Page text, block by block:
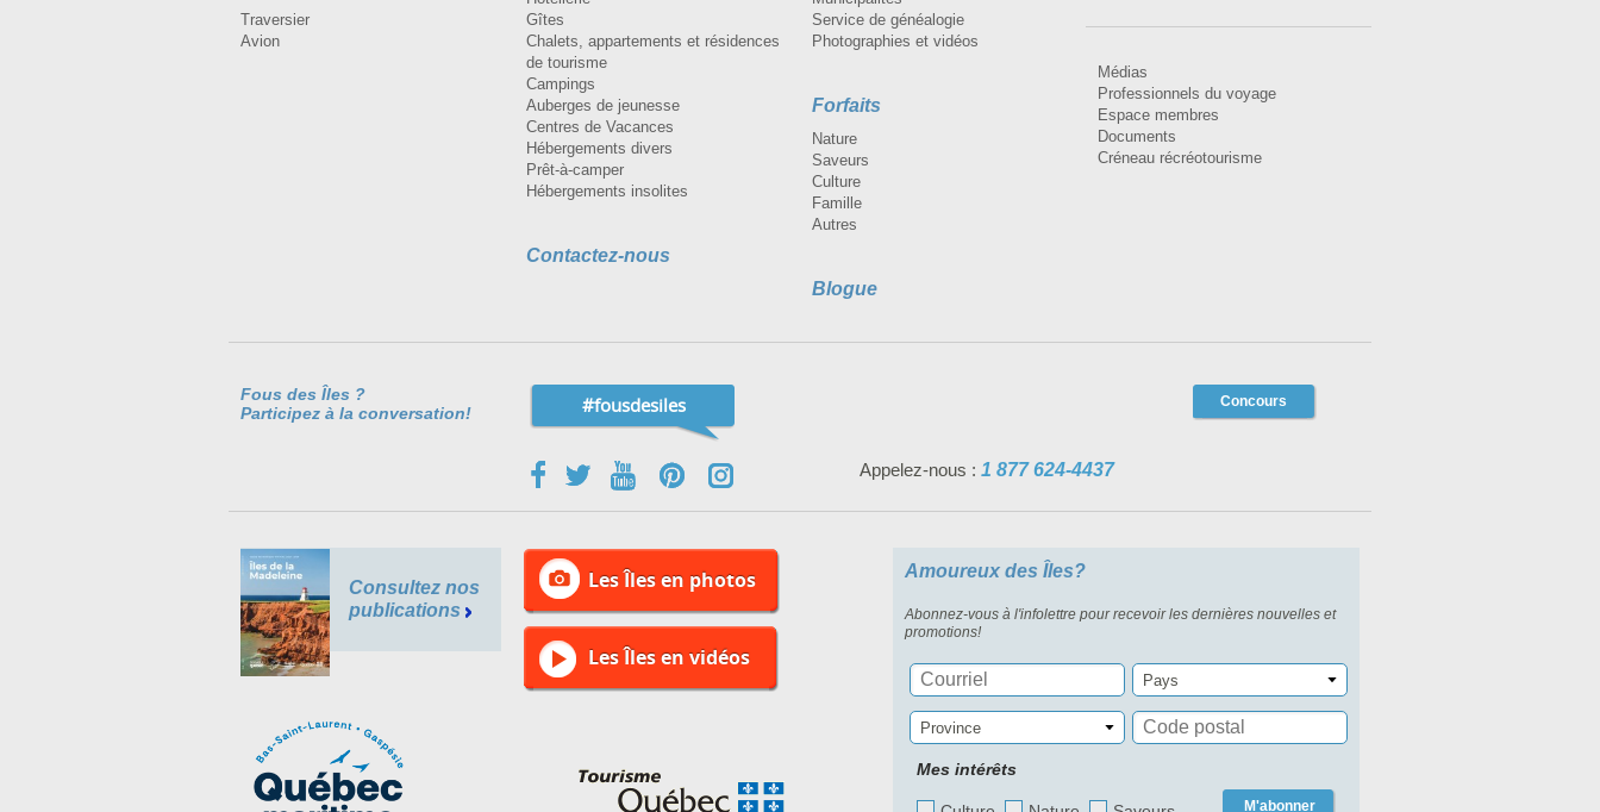
Traversier
Avion
Gîtes
Chalets, appartements et résidences
de tourisme
Campings
Auberges de jeunesse
Centres de Vacances
Hébergements divers
Prêt-à-camper
Hébergements insolites
Contactez-nous
Service de généalogie
Photographies et vidéos
Forfaits
Nature
Saveurs
Culture
Famille
Autres
Blogue
Médias
Professionnels du voyage
Espace membres
Documents
Créneau récréotourisme
Fous des Îles ?
Participez à la conversation!
#fousdesiles Concours
Appelez-nous : 1 877 624-4437
Consultez nos
publications
Les Îles en photos
Les Îles en vidéos
Amoureux des Îles?
Abonnez-vous à l'infolettre pour recevoir les dernières nouvelles et
promotions!
Pays
Province
Mes intérêts
M'abonner